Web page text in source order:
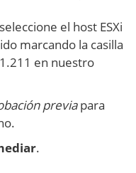
el host ESXi
marcando la casilla
en nuestro
previapara
.